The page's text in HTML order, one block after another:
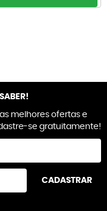
melhores ofertas e
se gratuitamente!
CADASTRAR